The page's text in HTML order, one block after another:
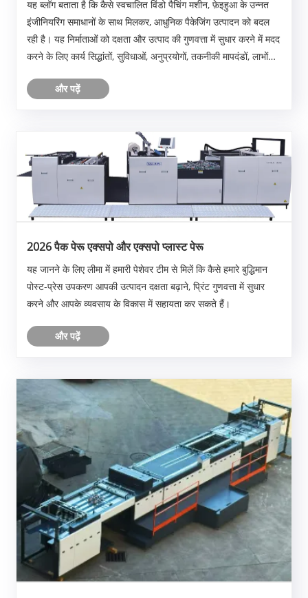
यह ब्लॉग बताता है कि कैसे स्वचालित विंडो पैचिंग मशीन, फ़ेइहुआ के उन्नत
इंजीनियरिंग समाधानों के साथ मिलकर, आधुनिक पैकेजिंग उत्पादन को बदल
रही है। यह निर्माताओं को दक्षता और उत्पाद की गुणवत्ता में सुधार करने में मदद
करने के लिए कार्य सिद्धांतों, सुविधाओं, अनुप्रयोगों, तकनीकी मापदंडों, लाभों
और पढ़ें
2026 पैक पेरू एक्सपो और एक्सपो प्लास्ट पेरू
यह जानने के लिए लीमा में हमारी पेशेवर टीम से मिलें कि कैसे हमारे बुद्धिमान
पोस्ट-प्रेस उपकरण आपकी उत्पादन दक्षता बढ़ाने, प्रिंट गुणवत्ता में सुधार
करने और आपके व्यवसाय के विकास में सहायता कर सकते हैं।
और पढ़ें